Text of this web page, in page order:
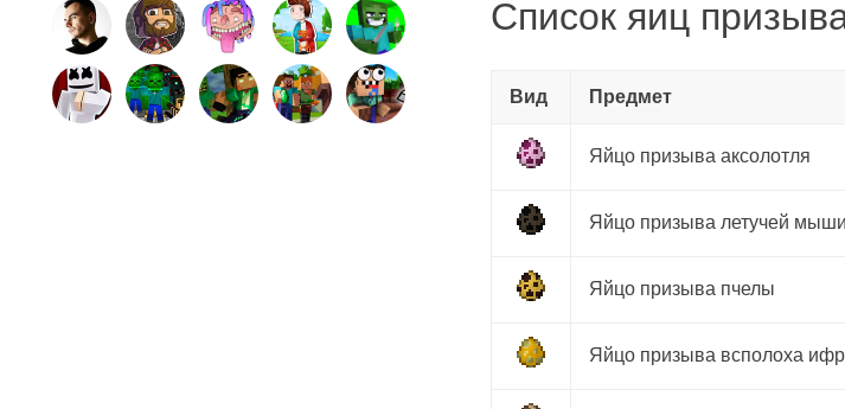
Список яиц
Вид Предмет
Яйцо призыва аксолотля
Яйцо призыва летучей мыши
Яйцо призыва пчелы
Яйцо призыва всполоха